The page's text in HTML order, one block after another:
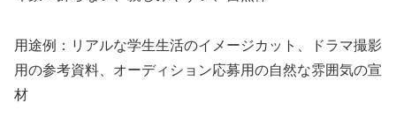
用途例：リアルな学生生活のイメージカット、ドラマ撮影
用の参考資料、オーディション応募用の自然な雰囲気の宣
材